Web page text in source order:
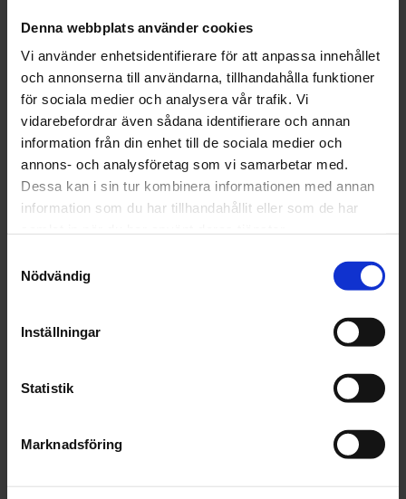
Denna webbplats använder cookies
Vi använder enhetsidentifierare för att anpassa innehållet
och annonserna till användarna, tillhandahålla funktioner
för sociala medier och analysera vår trafik. Vi
vidarebefordrar även sådana identifierare och annan
information från din enhet till de sociala medier och
annons- och analysföretag som vi samarbetar med.
Dessa kan i sin tur kombinera informationen med annan
information som du har tillhandahållit eller som de har
Nödvändig
Inställningar
Statistik
Marknadsföring
Artikelnr: COL 7-9520200-10
Finns i lager
Inkl. moms: 28 kr
Lägg i varukorgen
Fri frakt över 1500kr
Leverans inom 1-5 dagar
Fråga om produkt
Recensioner